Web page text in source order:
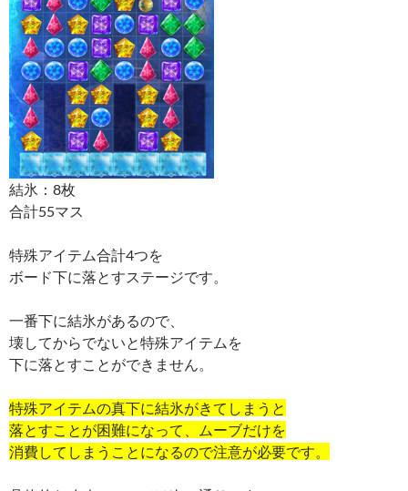
結氷：8枚
合計55マス
特殊アイテム合計4つを
ボード下に落とすステージです。
一番下に結氷があるので、
壊してからでないと特殊アイテムを
下に落とすことができません。
特殊アイテムの真下に結氷がきてしまうと
落とすことが困難になって、ムーブだけを
消費してしまうことになるので注意が必要です。